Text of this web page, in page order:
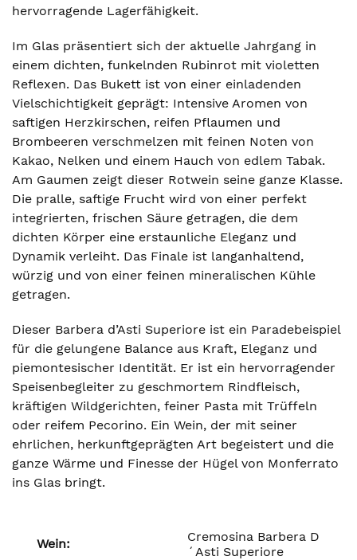
hervorragende Lagerfähigkeit.
Im Glas präsentiert sich der aktuelle Jahrgang in
einem dichten, funkelnden Rubinrot mit violetten
Reflexen. Das Bukett ist von einer einladenden
Vielschichtigkeit geprägt: Intensive Aromen von
saftigen Herzkirschen, reifen Pflaumen und
Brombeeren verschmelzen mit feinen Noten von
Kakao, Nelken und einem Hauch von edlem Tabak.
Am Gaumen zeigt dieser Rotwein seine ganze Klasse.
Die pralle, saftige Frucht wird von einer perfekt
integrierten, frischen Säure getragen, die dem
dichten Körper eine erstaunliche Eleganz und
Dynamik verleiht. Das Finale ist langanhaltend,
würzig und von einer feinen mineralischen Kühle
getragen.
Dieser Barbera d’Asti Superiore ist ein Paradebeispiel
für die gelungene Balance aus Kraft, Eleganz und
piemontesischer Identität. Er ist ein hervorragender
Speisenbegleiter zu geschmortem Rindfleisch,
kräftigen Wildgerichten, feiner Pasta mit Trüffeln
oder reifem Pecorino. Ein Wein, der mit seiner
ehrlichen, herkunftgeprägten Art begeistert und die
ganze Wärme und Finesse der Hügel von Monferrato
ins Glas bringt.
Wein:
Cremosina Barbera D
´Asti Superiore